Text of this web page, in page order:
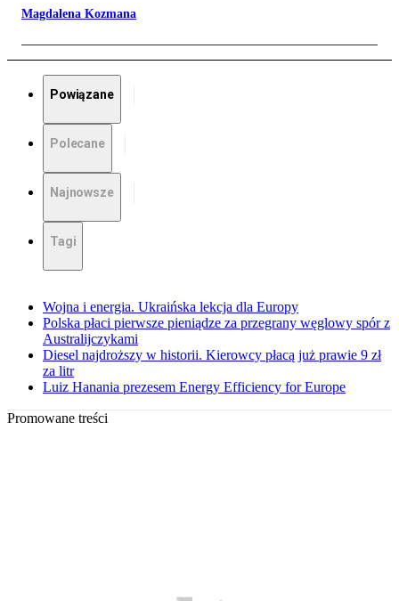
Magdalena Kozmana
Powiązane
Polecane
Najnowsze
Tagi
Wojna i energia. Ukraińska lekcja dla Europy
Polska płaci pierwsze pieniądze za przegrany węglowy spór z
Australijczykami
Diesel najdroższy w historii. Kierowcy płacą już prawie 9 zł
za litr
Luiz Hanania prezesem Energy Efficiency for Europe
Promowane treści